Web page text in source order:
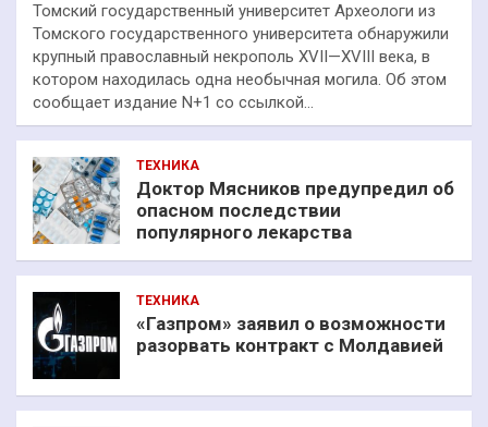
Томский государственный университет Археологи из
Томского государственного университета обнаружили
крупный православный некрополь XVII—XVIII века, в
котором находилась одна необычная могила. Об этом
сообщает издание N+1 со ссылкой…
ТЕХНИКА
Доктор Мясников предупредил об
опасном последствии
популярного лекарства
ТЕХНИКА
«Газпром» заявил о возможности
разорвать контракт с Молдавией